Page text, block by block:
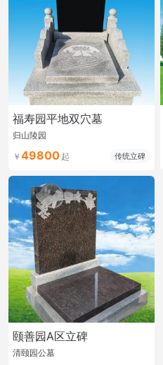
福寿园平地双穴墓
归山陵园
49800 传统立碑
颐善园A区立碑
清颐园公墓